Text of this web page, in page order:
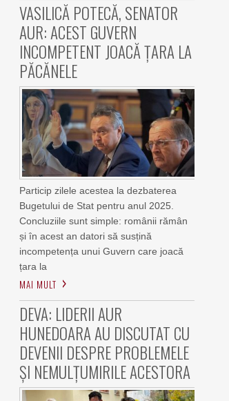
VASILICĂ POTECĂ, SENATOR
AUR: ACEST GUVERN
INCOMPETENT JOACĂ ȚARA LA
PĂCĂNELE
Particip zilele acestea la dezbaterea
Bugetului de Stat pentru anul 2025.
Concluziile sunt simple: românii rămân
și în acest an datori să susțină
incompetența unui Guvern care joacă
țara la
MAI MULT
DEVA: LIDERII AUR
HUNEDOARA AU DISCUTAT CU
DEVENII DESPRE PROBLEMELE
ȘI NEMULȚUMIRILE ACESTORA